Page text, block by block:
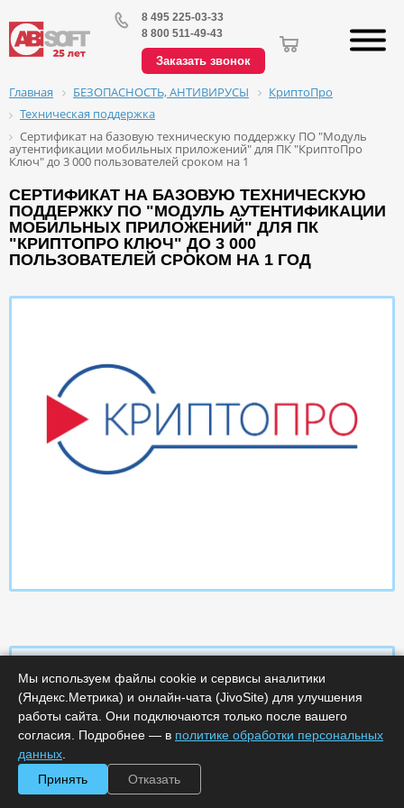
8 495 225-03-33
8 800 511-49-43
Заказать звонок
Главная БЕЗОПАСНОСТЬ, АНТИВИРУСЫ
КриптоПро
Техническая поддержка
Сертификат на базовую техническую поддержку ПО "Модуль
аутентификации мобильных приложений" для ПК "КриптоПро
Ключ" до 3 000 пользователей сроком на 1
СЕРТИФИКАТ НА БАЗОВУЮ ТЕХНИЧЕСКУЮ
ПОДДЕРЖКУ ПО "МОДУЛЬ АУТЕНТИФИКАЦИИ
МОБИЛЬНЫХ ПРИЛОЖЕНИЙ" ДЛЯ ПК
"КРИПТОПРО КЛЮЧ" ДО 3 000
ПОЛЬЗОВАТЕЛЕЙ СРОКОМ НА 1 ГОД
Характеристики
Минимальное количество лицензий :
0000-368051
Мы используем файлы cookie и сервисы аналитики
(Яндекс.Метрика) и онлайн-чата (JivoSite) для улучшения
работы сайта. Они подключаются только после вашего
согласия. Подробнее — в политике обработки персональных
данных
Принять
Отказать